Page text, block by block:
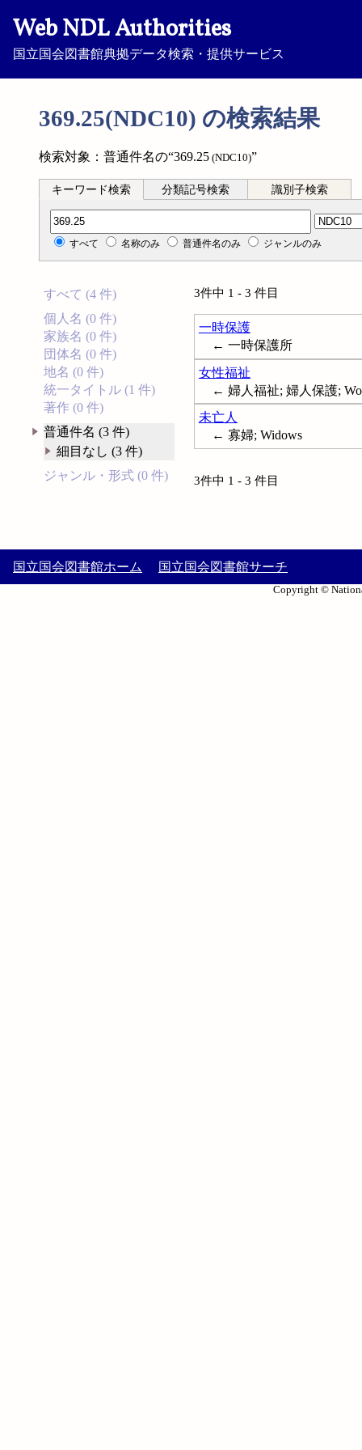
Web NDL Authorities
国立国会図書館典拠データ検索・提供サービス
369.25(NDC10) の検索結果
検索対象：普通件名の“369.25 (NDC10)”
キーワード検索 分類記号検索 識別子検索
分類記号検索
すべて 名称のみ 普通件名のみ ジャンルのみ
すべて (4 件)
個人名 (0 件)
家族名 (0 件)
団体名 (0 件)
地名 (0 件)
統一タイトル (1 件)
著作 (0 件)
普通件名 (3 件)
細目なし (3 件)
ジャンル・形式 (0 件)
3件中 1 - 3 件目
一時保護
← 一時保護所
女性福祉
← 婦人福祉; 婦人保護;
未亡人
← 寡婦; Widows
3件中 1 - 3 件目
国立国会図書館ホーム 国立国会図書館サーチ
Copyright ©